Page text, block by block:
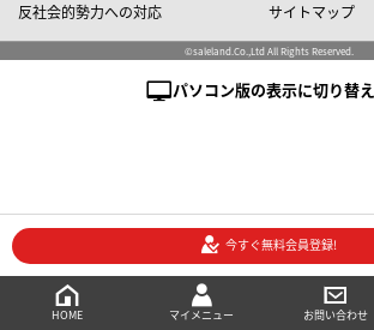
反社会的勢力への対応
サイトマップ
©saleland.Co.,Ltd All Rights Reserved.
パソコン版の表示に切り替
HOME マイメニュー お問い合わせ
今すぐ無料会員登録!
メニュー
ご相談・お問い合わせ
マイメニュー
売買会員登録